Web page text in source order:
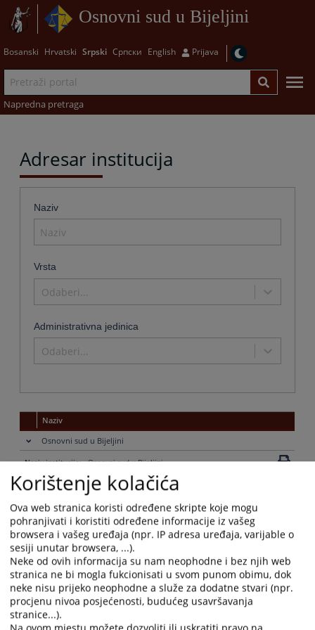
Osnovni sud u Bijeljini
Bosanski Hrvatski Srpski Српски English Prijava
Napredna pretraga
Adresar institucija
Naziv
Vrsta
Odaberi...
Administrativna jedinica
Odaberi...
Naziv
Osnovni sud u Bijeljini
Naziv institucije:
Osnovni sud u Bijeljini
Adresa:
Vuka Karadžića 3, 76300 Bijeljina
055 224 910 - centrala
Telefaks:
055 201 343 - sudska uprava
Adresa elektronske pošte:
ossudbn@teol.net
Web stranica:
https://ossud-bijeljina.pravosudje.ba
Radno vrijeme:
07:00-15:00
Predsjednik:
Osman Mujkić
Druga kontakt osoba:
Dijana Savić Božić
Ostale informacije:
07:00-15:00
Iz oblasti računovodstvene evidencije, potvrde iz evidencije
Korištenje kolačića
Ova web stranica koristi određene skripte koje mogu
pohranjivati i koristiti određene informacije iz vašeg
browsera i vašeg uređaja (npr. IP adresa uređaja, varijable o
sesiji unutar browsera, ...).
Neke od ovih informacija su nam neophodne i bez njih web
stranica ne bi mogla fukcionisati u svom punom obimu, dok
neke nisu prijeko neophodne a služe za dodatne stvari (npr.
procjenu nivoa posjećenosti, budućeg usavršavanja
stranice...).